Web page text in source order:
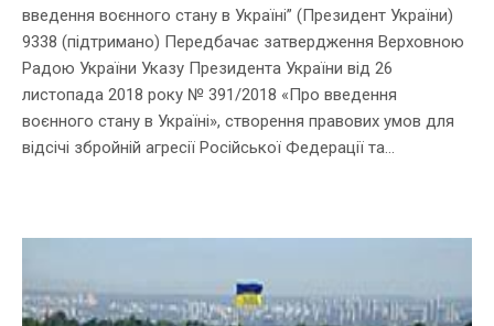
введення воєнного стану в Україні” (Президент України)
9338 (підтримано) Передбачає затвердження Верховною
Радою України Указу Президента України від 26
листопада 2018 року № 391/2018 «Про введення
воєнного стану в Україні», створення правових умов для
відсічі збройній агресії Російської Федерації та...